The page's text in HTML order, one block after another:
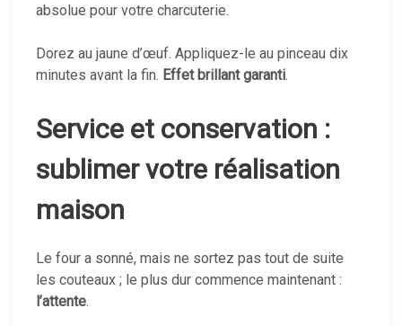
absolue pour votre charcuterie.
Dorez au jaune d’œuf. Appliquez-le au pinceau dix
minutes avant la fin. Effet brillant garanti.
Service et conservation :
sublimer votre réalisation
maison
Le four a sonné, mais ne sortez pas tout de suite
les couteaux ; le plus dur commence maintenant :
l’attente.